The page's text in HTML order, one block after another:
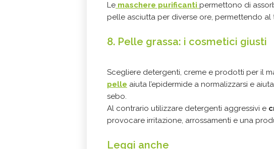
Le maschere purificanti permettono di
pelle asciutta per diverse ore, permettendo
8. Pelle grassa: i cosmetici giusti
Scegliere detergenti, creme e prodotti per il
pelle aiuta l’epidermide a normalizzarsi e
sebo.
Al contrario utilizzare detergenti aggressivi e
provocare irritazione, arrossamenti e una
Leggi anche